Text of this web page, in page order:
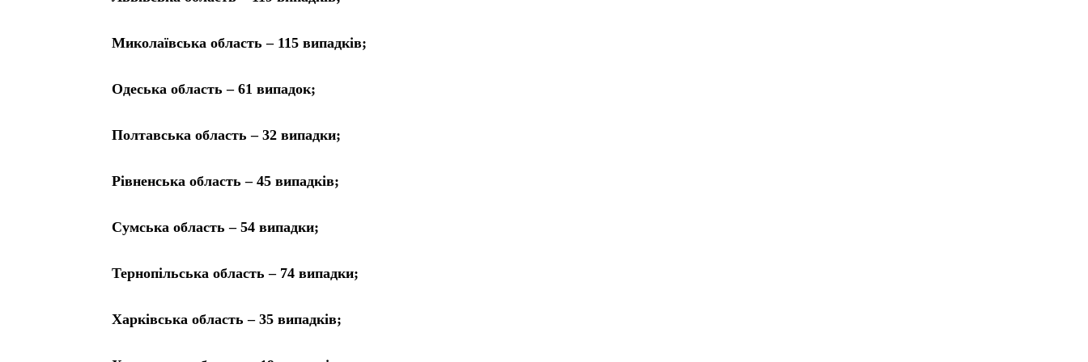
Миколаївська область – 115 випадків;
Одеська область – 61 випадок;
Полтавська область – 32 випадки;
Рівненська область – 45 випадків;
Сумська область – 54 випадки;
Тернопільська область – 74 випадки;
Харківська область – 35 випадків;